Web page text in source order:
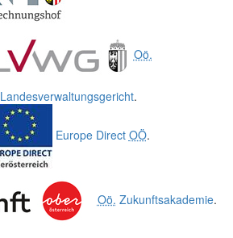
Oö.
Landesverwaltungsgericht.
Europe Direct OÖ.
Oö. Zukunftsakademie.